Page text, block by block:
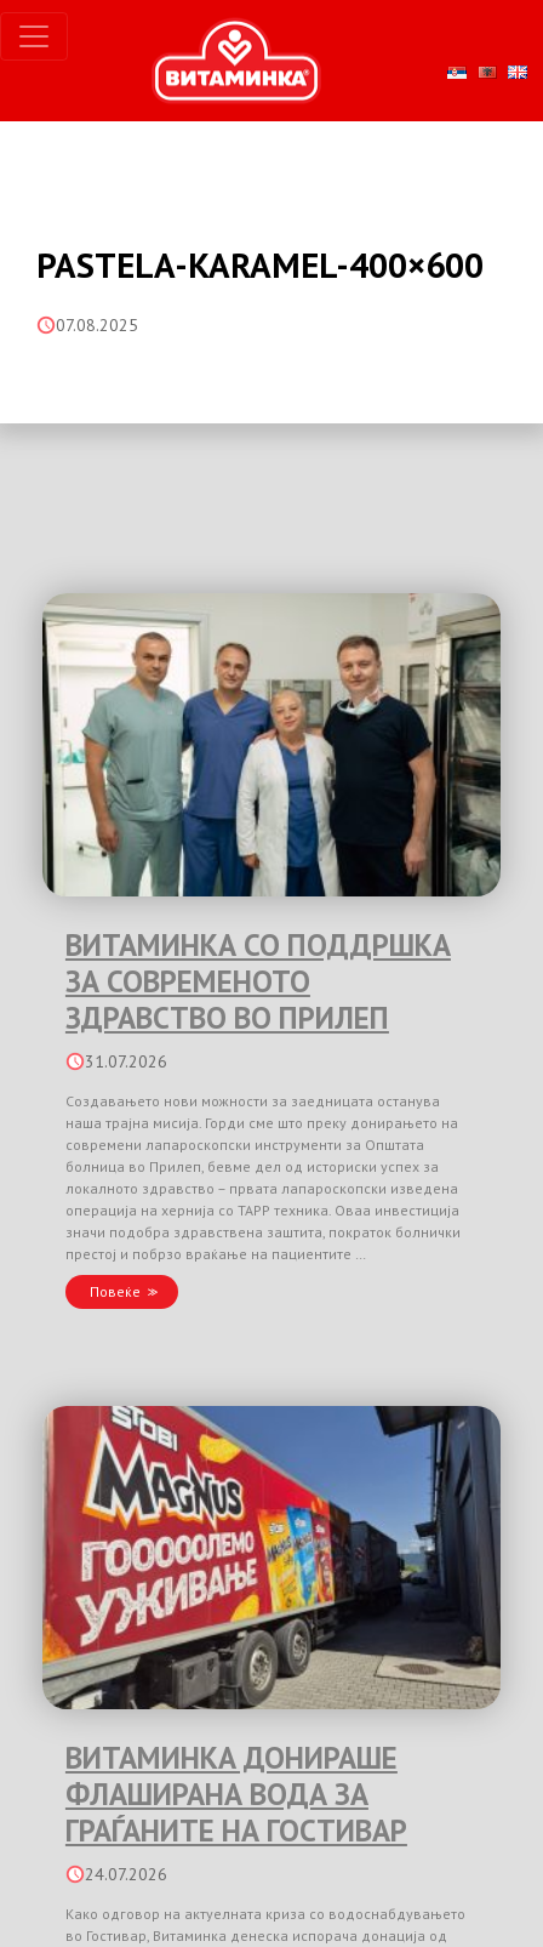
PASTELA-KARAMEL-400×600
07.08.2025
ВИТАМИНКА СО ПОДДРШКА
ЗА СОВРЕМЕНОТО
ЗДРАВСТВО ВО ПРИЛЕП
31.07.2026
Создавањето нови можности за заедницата останува
наша трајна мисија. Горди сме што преку донирањето на
современи лапароскопски инструменти за Општата
болница во Прилеп, бевме дел од историски успех за
локалното здравство – првата лапароскопски изведена
операција на хернија со TAPP техника. Оваа инвестиција
значи подобра здравствена заштита, пократок болнички
престој и побрзо враќање на пациентите …
Повеќе
ВИТАМИНКА ДОНИРАШЕ
ФЛАШИРАНА ВОДА ЗА
ГРАЃАНИТЕ НА ГОСТИВАР
24.07.2026
Како одговор на актуелната криза со водоснабдувањето
во Гостивар, Витаминка денеска испорача донација од